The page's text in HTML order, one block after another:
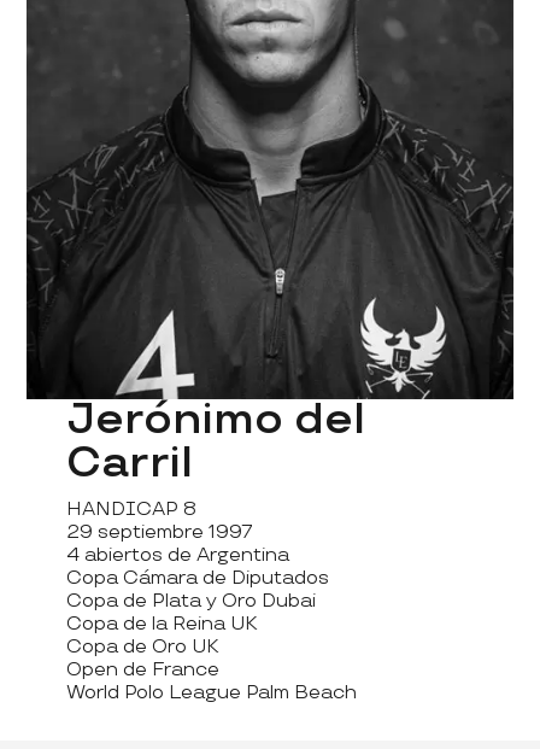
Jerónimo del
Carril
HANDICAP 8
29 septiembre 1997
4 abiertos de Argentina
Copa Cámara de Diputados
Copa de Plata y Oro Dubai
Copa de la Reina UK
Copa de Oro UK
Open de France
World Polo League Palm Beach